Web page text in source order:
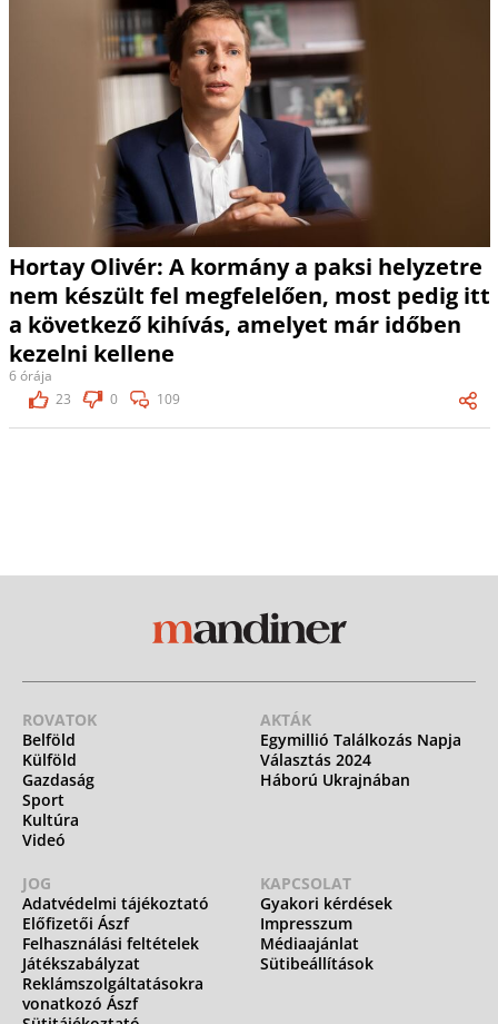
Hortay Olivér: A kormány a paksi helyzetre
nem készült fel megfelelően, most pedig itt
a következő kihívás, amelyet már időben
kezelni kellene
6 órája
23
0 109
ROVATOK
Belföld
Külföld
Gazdaság
Sport
Kultúra
Videó
AKTÁK
Egymillió Találkozás Napja
Választás 2024
Háború Ukrajnában
JOG
Adatvédelmi tájékoztató
Előfizetői Ászf
Felhasználási feltételek
Játékszabályzat
Reklámszolgáltatásokra
vonatkozó Ászf
KAPCSOLAT
Gyakori kérdések
Impresszum
Médiaajánlat
Sütibeállítások